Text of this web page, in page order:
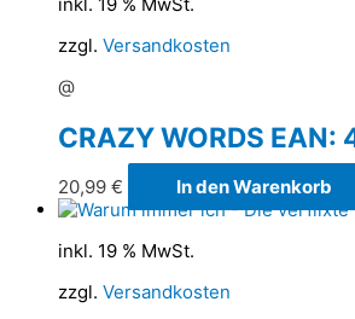
zzgl. Versandkosten
@
CRAZY WORDS
20,99 € In den Warenkorb
inkl. 19 % MwSt.
zzgl. Versandkosten